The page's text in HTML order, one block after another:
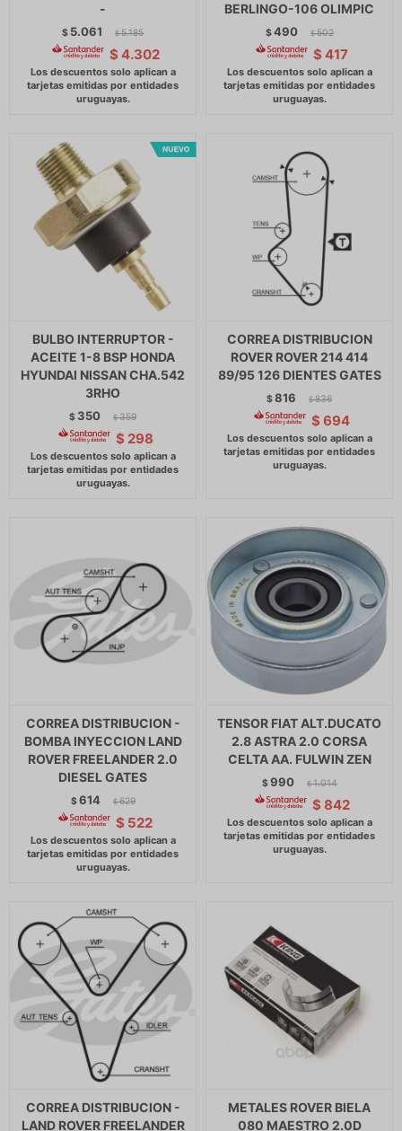
-
$ 5.061 $ 5.185
$ 4.302
BERLINGO-106 OLIMPIC
$490 $ 502
$ 417
BULBO INTERRUPTOR -
ACEITE 1-8 BSP HONDA
HYUNDAI NISSAN CHA.542
3RHO
$ 350 $ 359
$ 298
CORREA DISTRIBUCION
ROVER ROVER 214 414
89/95 126 DIENTES GATES
$816 $ 836
$ 694
CORREA DISTRIBUCION -
BOMBA INYECCION LAND
ROVER FREELANDER 2.0
DIESEL GATES
$614 $ 629
$ 522
TENSOR FIAT ALT.DUCATO
2.8 ASTRA 2.0 CORSA
CELTA AA. FULWIN ZEN
$990 $ 1.014
$ 842
CORREA DISTRIBUCION -
LAND ROVER FREELANDER
METALES ROVER BIELA
080 MAESTRO 2.0D